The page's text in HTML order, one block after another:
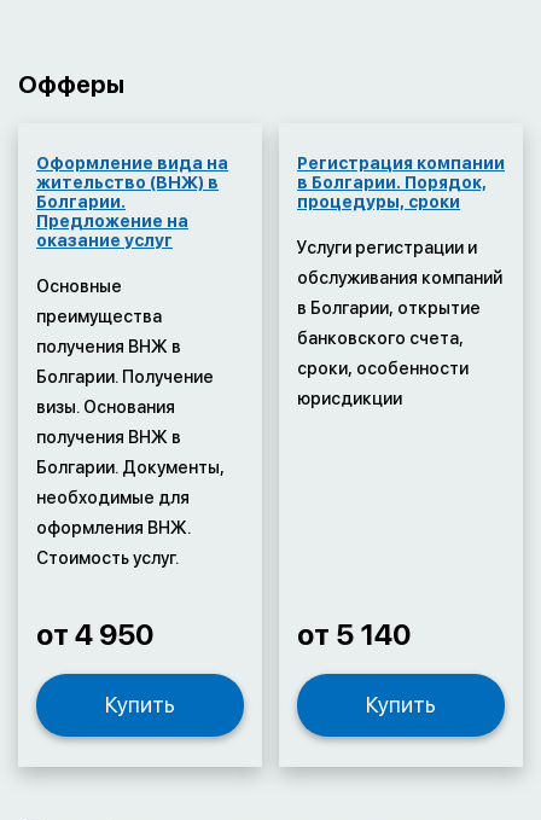
Офферы
Оформление вида на
жительство (ВНЖ) в
Болгарии.
Предложение на
оказание услуг
Основные
преимущества
получения ВНЖ в
Болгарии. Получение
визы. Основания
получения ВНЖ в
Болгарии. Документы,
необходимые для
оформления ВНЖ.
Стоимость услуг.
от 4 950
Купить
Регистрация компании
в Болгарии. Порядок,
процедуры, сроки
Услуги регистрации и
обслуживания компаний
в Болгарии, открытие
банковского счета,
сроки, особенности
юрисдикции
от 5 140
Купить